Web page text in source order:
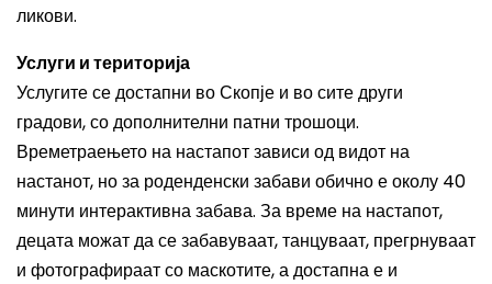
ликови.
Услуги и територија
Услугите се достапни во Скопје и во сите други
градови, со дополнителни патни трошоци.
Времетраењето на настапот зависи од видот на
настанот, но за роденденски забави обично е околу 40
минути интерактивна забава. За време на настапот,
децата можат да се забавуваат, танцуваат, прегрнуваат
и фотографираат со маскотите, а достапна е и